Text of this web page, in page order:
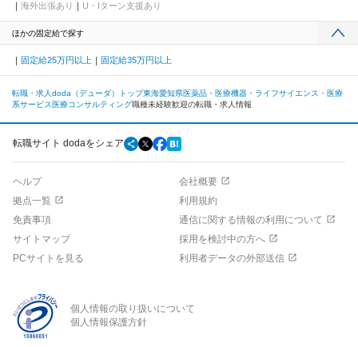
海外出張あり
U・Iターン支援あり
ほかの固定給で探す
固定給25万円以上 固定給35万円以上
転職・求人doda（デューダ）トップ東海愛知県医薬品・医療機器・ライフサイエンス・医療
系サービス 医療コンサルティング職種未経験歓迎の転職・求人情報
転職サイト dodaをシェア
ヘルプ
会社概要
拠点一覧
利用規約
免責事項
通信に関する情報の利用について
サイトマップ
採用を検討中の方へ
PCサイトを見る
利用者データの外部送信
個人情報の取り扱いについて
個人情報保護方針